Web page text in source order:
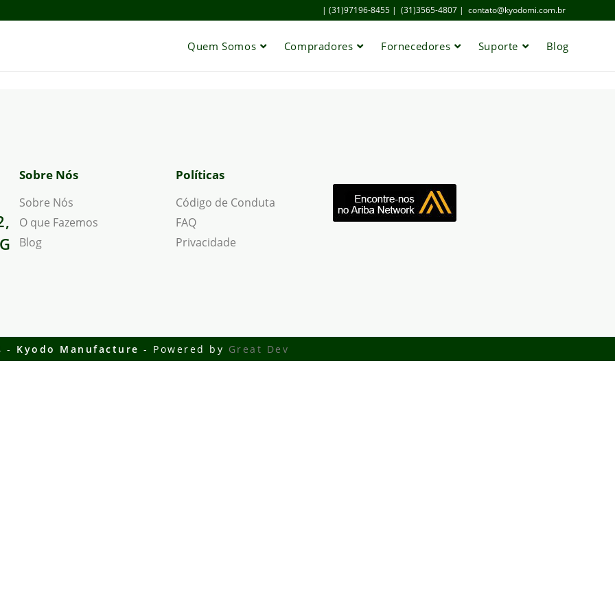
| (31)97196-8455 | (31)3565-4807 | contato@kyodomi.com.br
Quem Somos Compradores Fornecedores Suporte Blog
Sobre Nós
Sobre Nós
O que Fazemos
Blog
Políticas
Código de Conduta
FAQ
Privacidade
- Kyodo Manufacture - Powered by Great Dev